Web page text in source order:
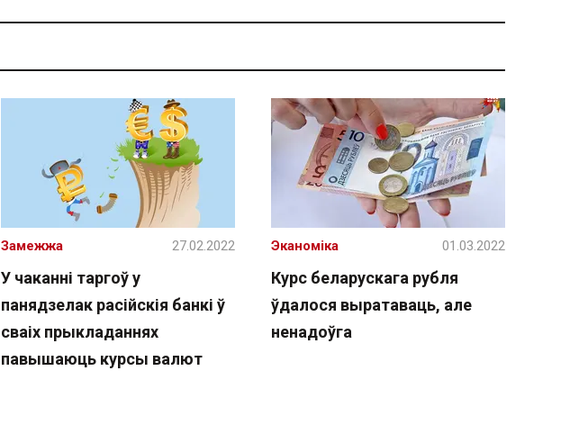
У чаканні таргоў у
панядзелак расійскія банкі ў
сваіх прыкладаннях
павышаюць курсы валют
Замежжа 27.02.2022
Курс беларускага рубля
ўдалося выратаваць, але
ненадоўга
Эканоміка 01.03.2022